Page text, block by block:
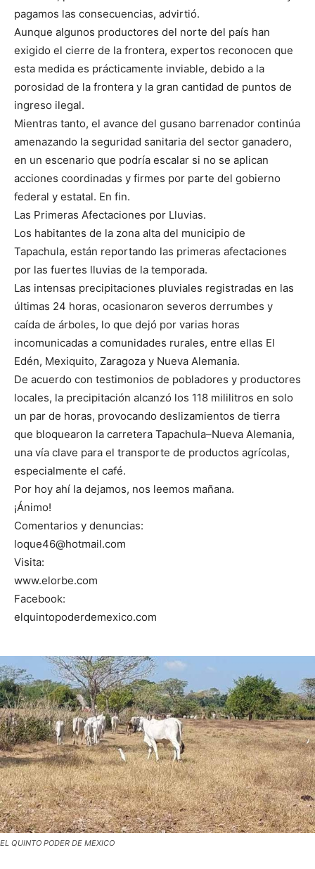
pagamos las consecuencias, advirtió.
Aunque algunos productores del norte del país han
exigido el cierre de la frontera, expertos reconocen que
esta medida es prácticamente inviable, debido a la
porosidad de la frontera y la gran cantidad de puntos de
ingreso ilegal.
Mientras tanto, el avance del gusano barrenador continúa
amenazando la seguridad sanitaria del sector ganadero,
en un escenario que podría escalar si no se aplican
acciones coordinadas y firmes por parte del gobierno
federal y estatal. En fin.
Las Primeras Afectaciones por Lluvias.
Los habitantes de la zona alta del municipio de
Tapachula, están reportando las primeras afectaciones
por las fuertes lluvias de la temporada.
Las intensas precipitaciones pluviales registradas en las
últimas 24 horas, ocasionaron severos derrumbes y
caída de árboles, lo que dejó por varias horas
incomunicadas a comunidades rurales, entre ellas El
Edén, Mexiquito, Zaragoza y Nueva Alemania.
De acuerdo con testimonios de pobladores y productores
locales, la precipitación alcanzó los 118 mililitros en solo
un par de horas, provocando deslizamientos de tierra
que bloquearon la carretera Tapachula–Nueva Alemania,
una vía clave para el transporte de productos agrícolas,
especialmente el café.
Por hoy ahí la dejamos, nos leemos mañana.
¡Ánimo!
Comentarios y denuncias:
loque46@hotmail.com
Visita:
www.elorbe.com
Facebook:
elquintopoderdemexico.com
EL QUINTO PODER DE MEXICO